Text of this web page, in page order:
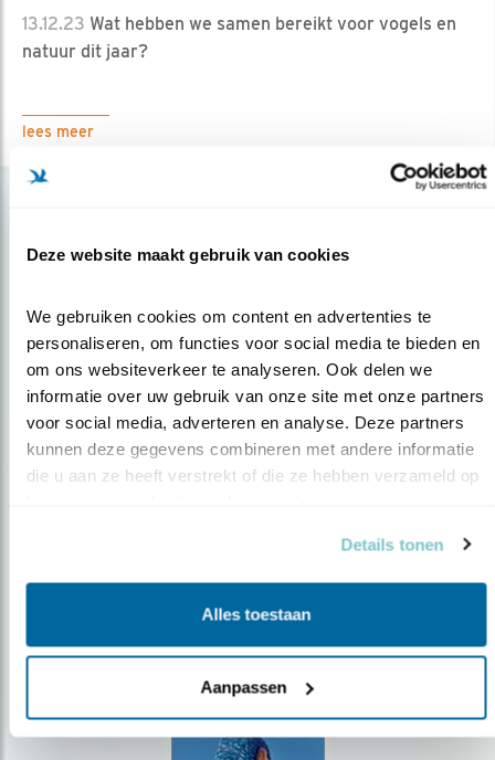
Deze website maakt gebruik van cookies
We gebruiken cookies om content en advertenties te
personaliseren, om functies voor social media te bieden en
om ons websiteverkeer te analyseren. Ook delen we
informatie over uw gebruik van onze site met onze partners
voor social media, adverteren en analyse. Deze partners
kunnen deze gegevens combineren met andere informatie
die u aan ze heeft verstrekt of die ze hebben verzameld op
Details tonen
Alles toestaan
Aanpassen
13.12.23 Wat hebben we samen bereikt voor vogels en
natuur dit jaar?
lees meer
Op de hoogte blijven?
Meld je aan en ontvang nieuws, inspiratie, acties en tips
over vogels en activiteiten van Vogelbescherming.
AANMELDEN VOGELNIEUWS